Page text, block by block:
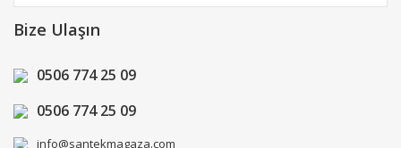
Bize Ulaşın
0506 774 25 09
0506 774 25 09
info@santekmagaza.com